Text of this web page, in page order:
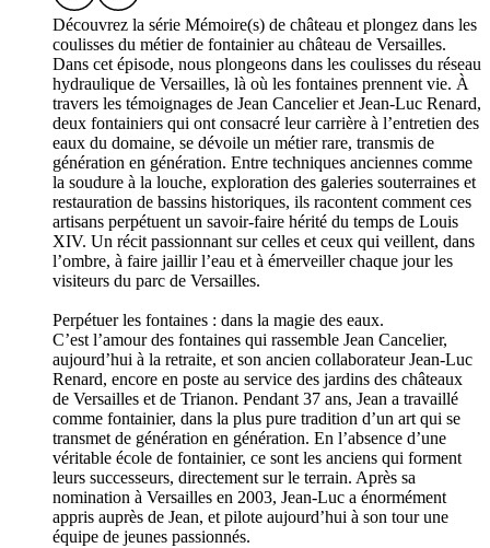
Découvrez la série Mémoire(s) de château et plongez dans les
coulisses du métier de fontainier au château de Versailles.
Dans cet épisode, nous plongeons dans les coulisses du réseau
hydraulique de Versailles, là où les fontaines prennent vie. À
travers les témoignages de Jean Cancelier et Jean-Luc Renard,
deux fontainiers qui ont consacré leur carrière à l’entretien des
eaux du domaine, se dévoile un métier rare, transmis de
génération en génération. Entre techniques anciennes comme
la soudure à la louche, exploration des galeries souterraines et
restauration de bassins historiques, ils racontent comment ces
artisans perpétuent un savoir-faire hérité du temps de Louis
XIV. Un récit passionnant sur celles et ceux qui veillent, dans
l’ombre, à faire jaillir l’eau et à émerveiller chaque jour les
visiteurs du parc de Versailles.
Perpétuer les fontaines : dans la magie des eaux.
C’est l’amour des fontaines qui rassemble Jean Cancelier,
aujourd’hui à la retraite, et son ancien collaborateur Jean-Luc
Renard, encore en poste au service des jardins des châteaux
de Versailles et de Trianon. Pendant 37 ans, Jean a travaillé
comme fontainier, dans la plus pure tradition d’un art qui se
transmet de génération en génération. En l’absence d’une
véritable école de fontainier, ce sont les anciens qui forment
leurs successeurs, directement sur le terrain. Après sa
nomination à Versailles en 2003, Jean-Luc a énormément
appris auprès de Jean, et pilote aujourd’hui à son tour une
équipe de jeunes passionnés.